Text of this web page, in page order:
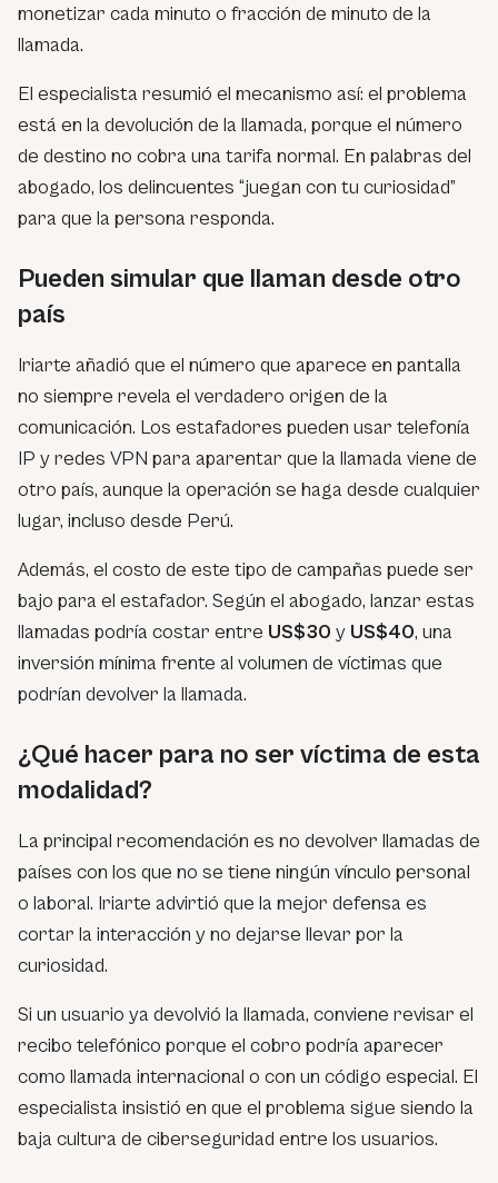
monetizar cada minuto o fracción de minuto de la
llamada.
El especialista resumió el mecanismo así: el problema
está en la devolución de la llamada, porque el número
de destino no cobra una tarifa normal. En palabras del
abogado, los delincuentes “juegan con tu curiosidad”
para que la persona responda.
Pueden simular que llaman desde otro
país
Iriarte añadió que el número que aparece en pantalla
no siempre revela el verdadero origen de la
comunicación. Los estafadores pueden usar telefonía
IP y redes VPN para aparentar que la llamada viene de
otro país, aunque la operación se haga desde cualquier
lugar, incluso desde Perú.
Además, el costo de este tipo de campañas puede ser
bajo para el estafador. Según el abogado, lanzar estas
llamadas podría costar entre US$30 y US$40, una
inversión mínima frente al volumen de víctimas que
podrían devolver la llamada.
¿Qué hacer para no ser víctima de esta
modalidad?
La principal recomendación es no devolver llamadas de
países con los que no se tiene ningún vínculo personal
o laboral. Iriarte advirtió que la mejor defensa es
cortar la interacción y no dejarse llevar por la
curiosidad.
Si un usuario ya devolvió la llamada, conviene revisar el
recibo telefónico porque el cobro podría aparecer
como llamada internacional o con un código especial. El
especialista insistió en que el problema sigue siendo la
baja cultura de ciberseguridad entre los usuarios.